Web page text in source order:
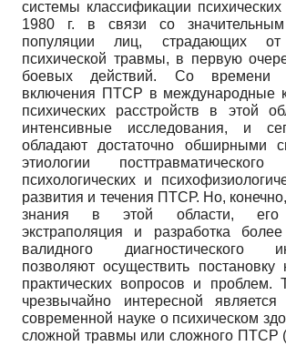
системы классификации психических
1980 г. в связи со значительным
популяции лиц, страдающих от
психической травмы, в первую
боевых действий. Со времени
включения ПТСР в международные
психических расстройств в этой
интенсивные исследования, и
обладают достаточно обширными
этиологии
психологических и
развития и течения ПТСР. Но,
знания в этой области, его
экстраполяция и разработка
валидного диагностического
позволяют осуществить постановку
практических вопросов и проблем.
чрезвычайно интересной
современной науке о психическом
сложной травмы или сложного ПТСР